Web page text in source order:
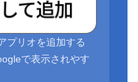
プリオを追加する
で表示されやす